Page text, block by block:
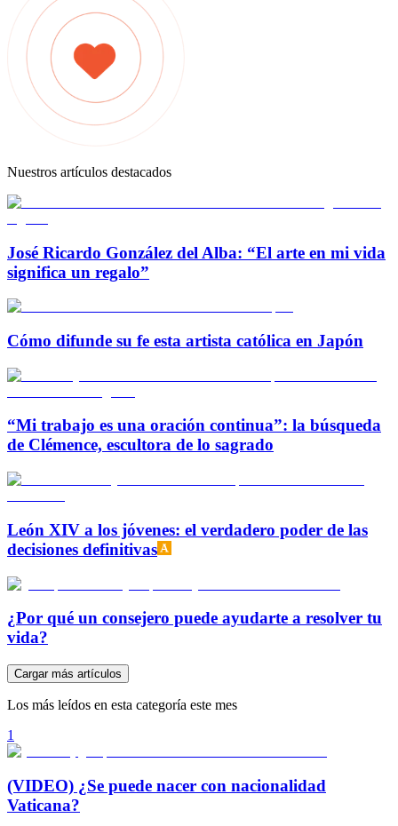
Nuestros artículos destacados
José Ricardo González del Alba: “El arte en mi vida
significa un regalo”
Cómo difunde su fe esta artista católica en Japón
“Mi trabajo es una oración continua”: la búsqueda
de Clémence, escultora de lo sagrado
León XIV a los jóvenes: el verdadero poder de las
decisiones definitivas
¿Por qué un consejero puede ayudarte a resolver tu
vida?
Cargar más artículos
Los más leídos en esta categoría este mes
1
(VIDEO) ¿Se puede nacer con nacionalidad
Vaticana?